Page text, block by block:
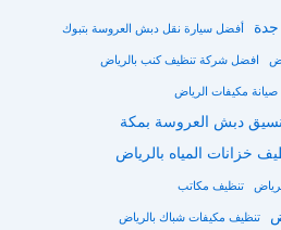
أفضل سيارة نقل دبش العروسة بتبوك
افضل شركة تنظيف كنب بالرياض
صيانة مكيفات الرياض
دبش العروسة بمكة
خزانات المياه بالرياض
تنظيف مكاتب
تنظيف مكيفات شباك بالرياض